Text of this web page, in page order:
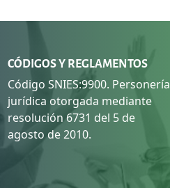
CÓDIGOS Y REGLAMENTOS
Código SNIES:9900. Personería
jurídica otorgada mediante
resolución 6731 del 5 de
agosto de 2010.